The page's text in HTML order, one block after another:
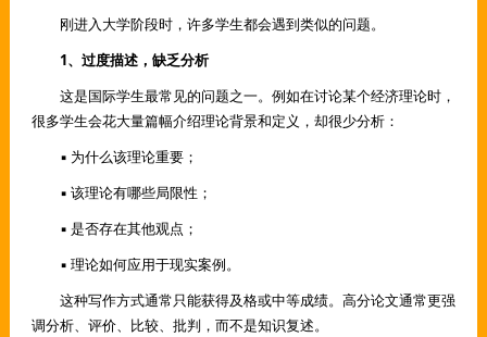
刚进入大学阶段时，许多学生都会遇到类似的问题。
1、过度描述，缺乏分析
这是国际学生最常见的问题之一。例如在讨论某个经济理论时，
很多学生会花大量篇幅介绍理论背景和定义，却很少分析：
▪ 为什么该理论重要；
▪ 该理论有哪些局限性；
▪ 是否存在其他观点；
▪ 理论如何应用于现实案例。
这种写作方式通常只能获得及格或中等成绩。高分论文通常更强
调分析、评价、比较、批判，而不是知识复述。